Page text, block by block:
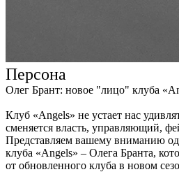
Персона
Олег Брант: новое "лицо" клуба
Клуб «Angels» не устает нас
сменяется власть, управляющий,
Представляем вашему вниманию
клуба «Angels» – Олега Бранта,
от обновленного клуба в новом